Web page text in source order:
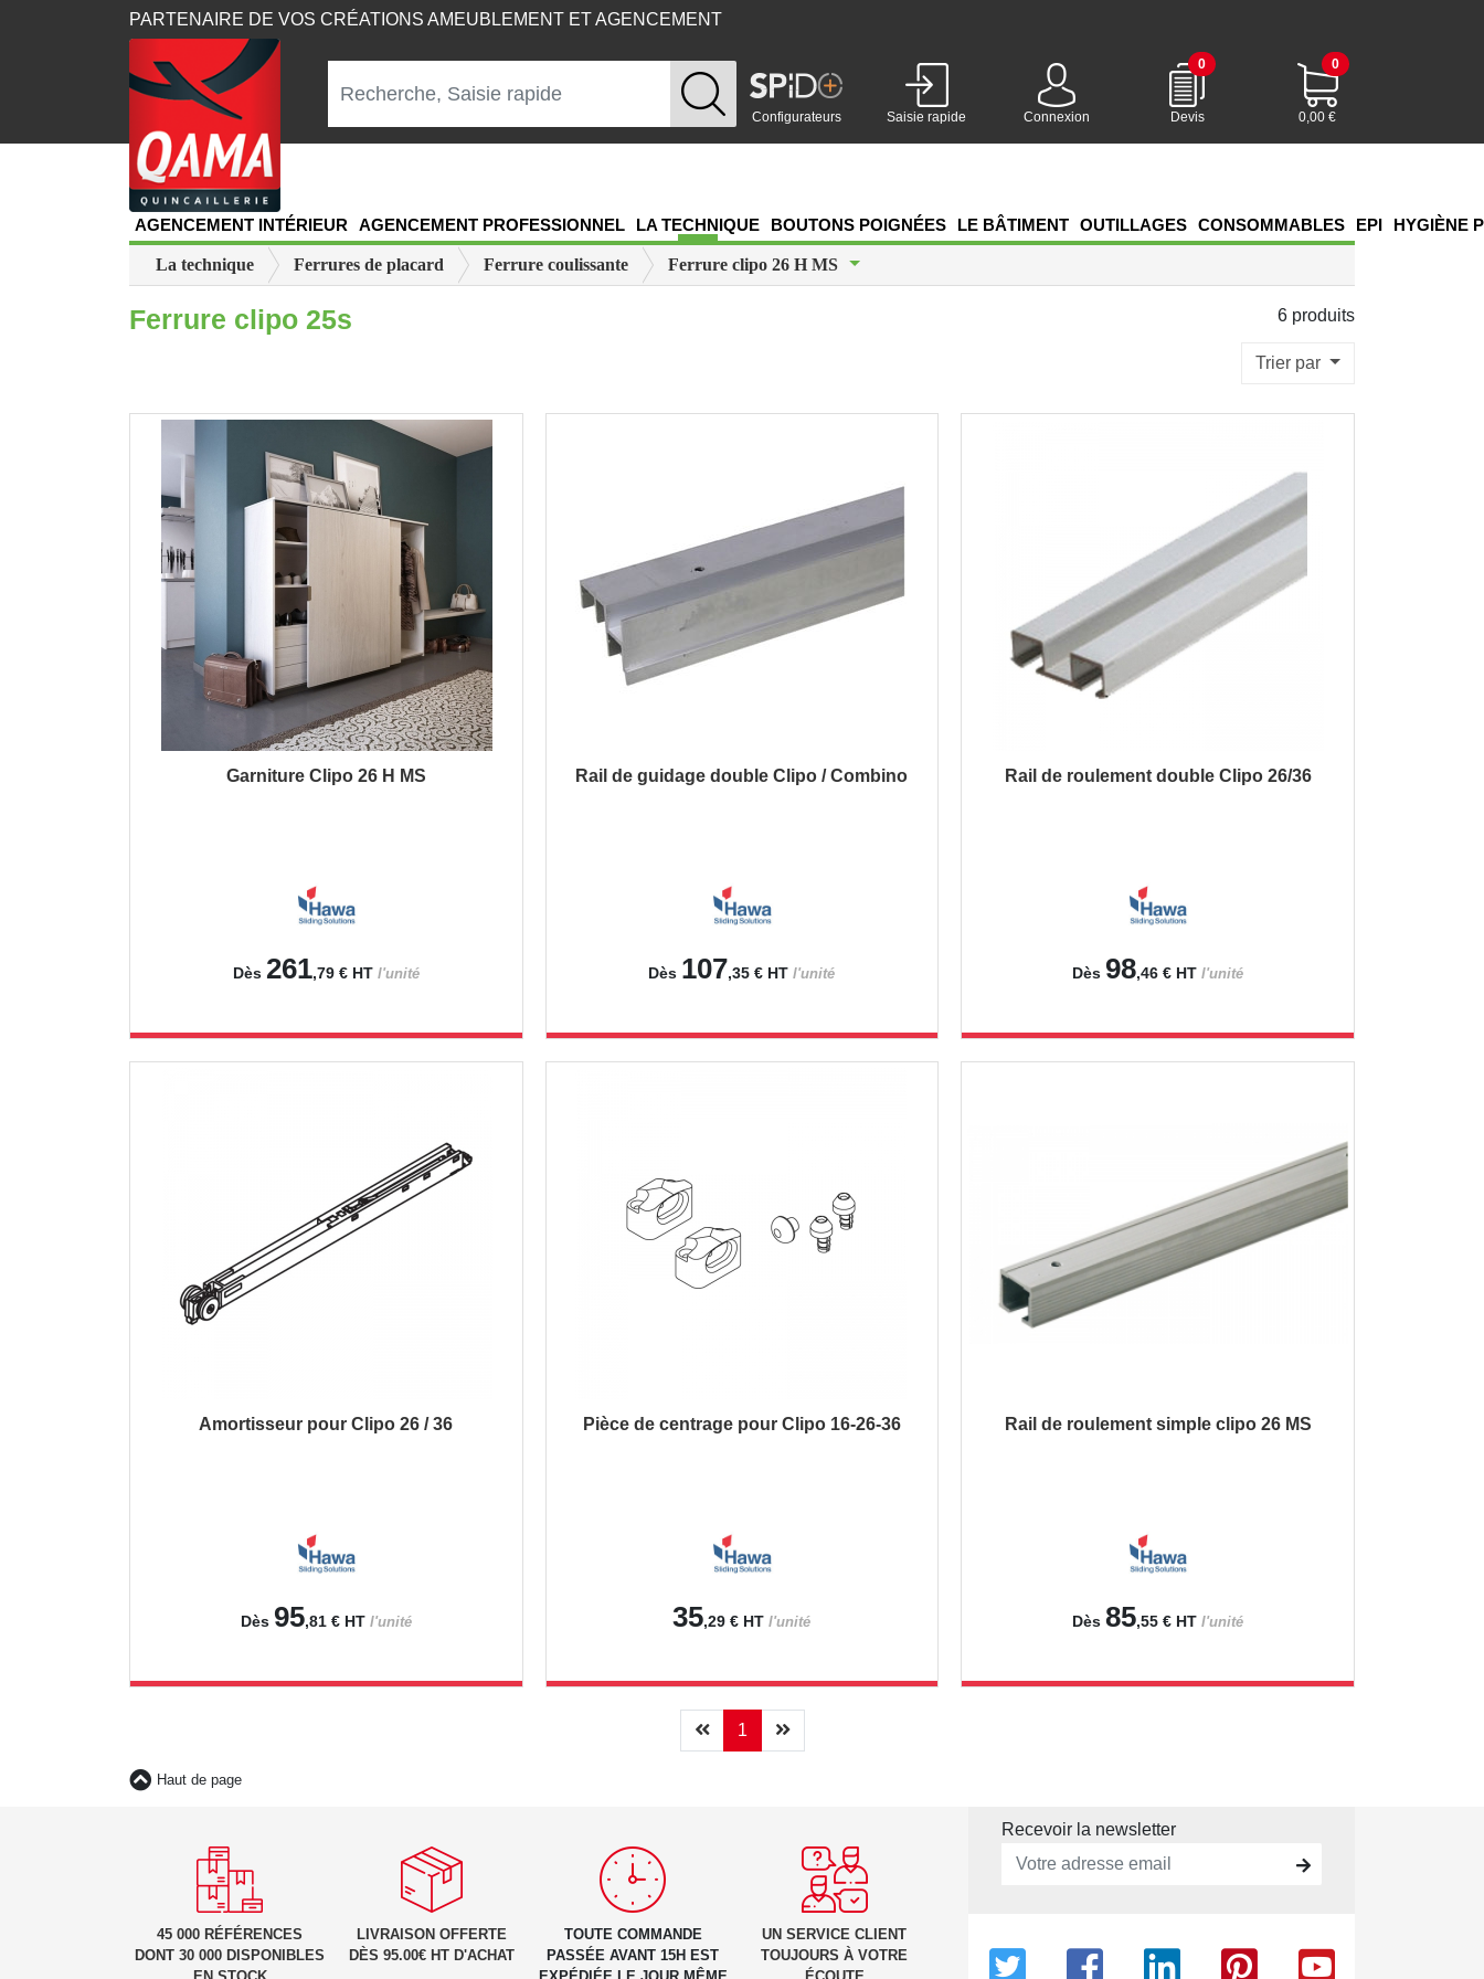
PARTENAIRE DE VOS CRÉATIONS AMEUBLEMENT ET AGENCEMENT
Configurateurs Saisie rapide Connexion
0
Devis
0
0,00 €
AGENCEMENT INTÉRIEUR AGENCEMENT PROFESSIONNEL LA TECHNIQUE BOUTONS POIGNÉES LE BÂTIMENT OUTILLAGES CONSOMMABLES EPI HYGIÈNE
La technique Ferrures de placard Ferrure coulissante Ferrure clipo 26 H MS Toggle Dropdown
Ferrure clipo 25s 6 produits
Trier par
Garniture Clipo 26 H MS
Dès 261,79 €HT l'unité
Rail de guidage double Clipo / Combino
Dès 107,35 € HTl'unité
Rail de roulement double Clipo 26/36
Dès 98,46 € HTl'unité
Amortisseur pour Clipo 26 / 36
Dès 95,81 €HT l'unité
Pièce de centrage pour Clipo 16-26-36
35,29 € HTl'unité
Rail de roulement simple clipo 26 MS
Dès85,55 € HTl'unité
Précédent
1 (current)Suivant
Haut de page
45 000 RÉFÉRENCES
DONT 30 000 DISPONIBLES
LIVRAISON OFFERTE
DÈS 95.00€ HT D'ACHAT
TOUTE COMMANDE
PASSÉE AVANT 15H EST
UN SERVICE CLIENT
TOUJOURS À VOTRE
Recevoir la newsletter